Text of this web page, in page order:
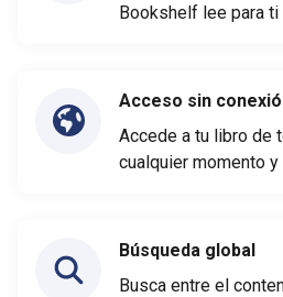
Bookshelf lee para ti
Acceso sin
Accede a tu libro de
cualquier momento
Búsqueda global
Busca entre el